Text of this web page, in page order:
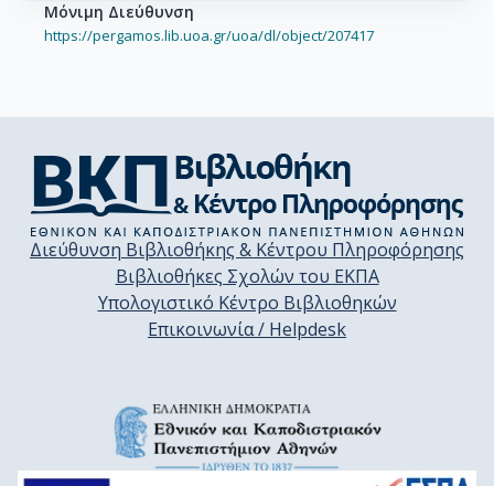
Μόνιμη Διεύθυνση
https://pergamos.lib.uoa.gr/uoa/dl/object/207417
Διεύθυνση Βιβλιοθήκης & Κέντρου Πληροφόρησης
Βιβλιοθήκες Σχολών του ΕΚΠΑ
Υπολογιστικό Κέντρο Βιβλιοθηκών
Επικοινωνία / Helpdesk